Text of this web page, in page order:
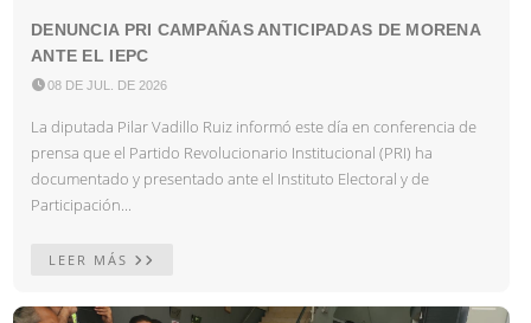
DENUNCIA PRI CAMPAÑAS ANTICIPADAS DE MORENA
ANTE EL IEPC
08 DE JUL. DE 2026
La diputada Pilar Vadillo Ruiz informó este día en conferencia de
prensa que el Partido Revolucionario Institucional (PRI) ha
documentado y presentado ante el Instituto Electoral y de
Participación...
LEER MÁS